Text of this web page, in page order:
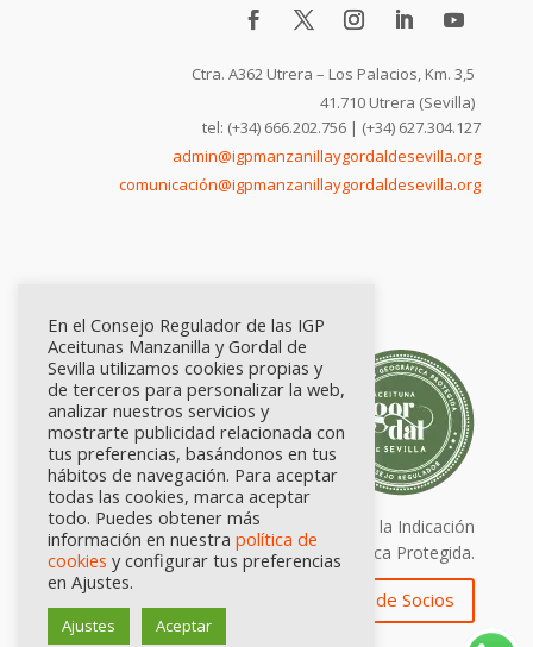
Ctra. A362 Utrera – Los Palacios, Km. 3,5
41.710 Utrera (Sevilla)
tel: (+34) 666.202.756 | (+34) 627.304.127
admin@igpmanzanillaygordaldesevilla.org
comunicación@igpmanzanillaygordaldesevilla.org
Calidad certificada por Origen. Sellos de la Indicación
Geográfica Protegida.
Zona de Socios
En el Consejo Regulador de las IGP
Aceitunas Manzanilla y Gordal de
Sevilla utilizamos cookies propias y
de terceros para personalizar la web,
analizar nuestros servicios y
mostrarte publicidad relacionada con
tus preferencias, basándonos en tus
hábitos de navegación. Para aceptar
todas las cookies, marca aceptar
todo. Puedes obtener más
información en nuestra política de
cookies y configurar tus preferencias
en Ajustes.
Ajustes Aceptar